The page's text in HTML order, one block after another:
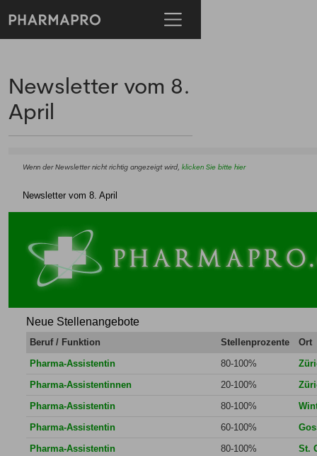
Newsletter vom 8.
April
Wenn der Newsletter nicht richtig angezeigt wird, klicken Sie bitte hier
Newsletter vom 8. April
Neue Stellenangebote
Beruf / Funktion Stellenprozente
Ort
Pharma-Assistentin
80-100%
Pharma-Assistentinnen
20-100%
Pharma-Assistentin
80-100%
Pharma-Assistentin
60-100%
Pharma-Assistentin
80-100%
St.